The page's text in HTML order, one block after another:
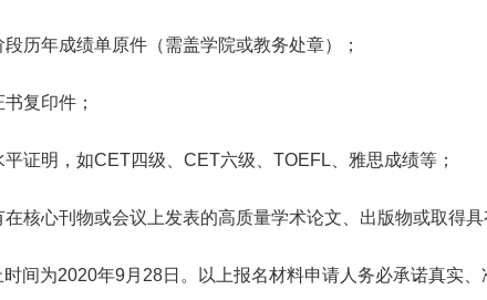
年成绩单原件（需盖学院或教务处章）；
复印件；
明，如CET四级、CET六级、TOEFL、雅思成绩等；
心刊物或会议上发表的高质量学术论文、出版物或取得具
为2020年9月28日。以上报名材料申请人务必承诺真实、